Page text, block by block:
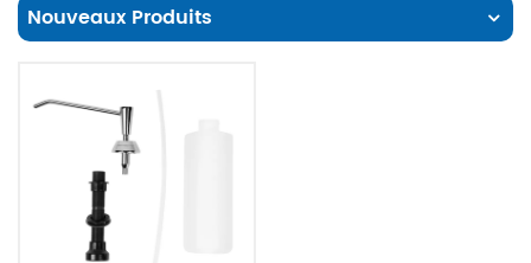
Nouveaux Produits